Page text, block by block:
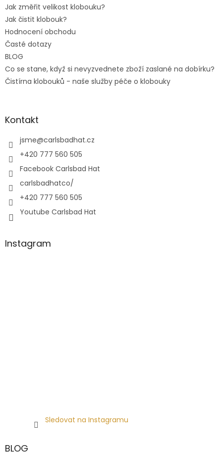
Jak změřit velikost klobouku?
Jak čistit klobouk?
Hodnocení obchodu
Časté dotazy
BLOG
Co se stane, když si nevyzvednete zboží zaslané na dobírku?
Čistírna klobouků - naše služby péče o klobouky
Kontakt
jsme@carlsbadhat.cz
+420 777 560 505
Facebook Carlsbad Hat
carlsbadhatco/
+420 777 560 505
Youtube Carlsbad Hat
Instagram
Sledovat na Instagramu
BLOG